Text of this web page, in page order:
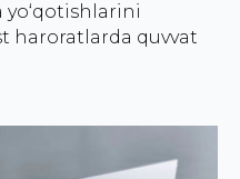
haroratlarda quvvat